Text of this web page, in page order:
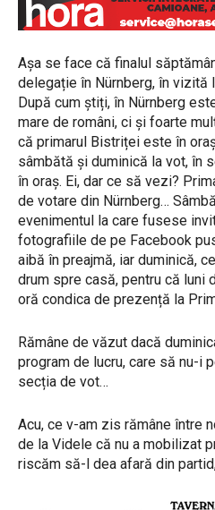
Așa se face că finalul
delegație în Nürnberg, în
După cum știți, în Nürnberg
mare de români, ci și foarte
că primarul Bistriței este în
sâmbătă și duminică la vot, în
în oraș. Ei, dar ce să vezi?
de votare din Nürnberg…
evenimentul la care fusese
fotografiile de pe Facebook
aibă în preajmă, iar duminică,
drum spre casă, pentru că luni
oră condica de prezență la
Rămâne de văzut dacă
program de lucru, care să nu-i
secția de vot…
Acu, ce v-am zis rămâne între
de la Videle că nu a mobilizat
riscăm să-l dea afară din